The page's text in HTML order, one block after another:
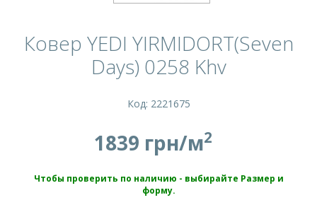
Ковер YEDI YIRMIDORT(Seven
Days) 0258 Khv
Код: 2221675
1839 грн/м2
Чтобы проверить по наличию - выбирайте Размер и
форму.